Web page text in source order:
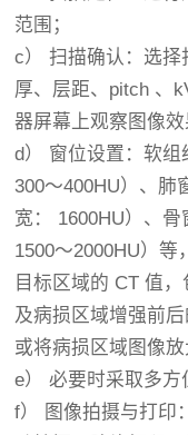
范围；
c） 扫描确认：选择
厚、层距、pitch 、
器屏幕上观察图像效
d） 窗位设置：软组
300～400HU）、肺
宽： 1600HU）、骨
1500～2000HU）
目标区域的 CT 值
及病损区域增强前
或将病损区域图像放
e） 必要时采取多方
f） 图像拍摄与打印